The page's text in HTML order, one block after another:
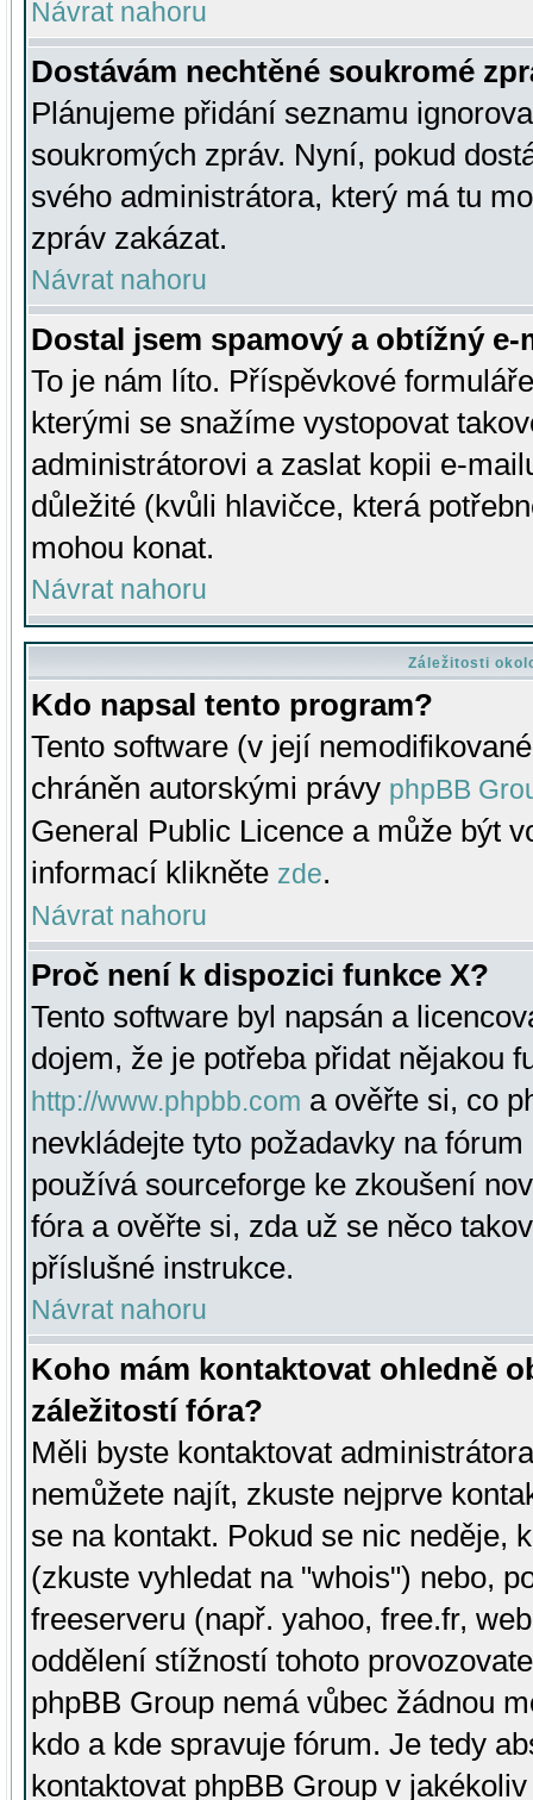
Návrat nahoru
Dostávám nechtěné soukromé
Plánujeme přidání seznamu
soukromých zpráv. Nyní, pokud
svého administrátora, který má tu
zpráv zakázat.
Návrat nahoru
Dostal jsem spamový a obtížný
To je nám líto. Příspěvkové
kterými se snažíme vystopovat
administrátorovi a zaslat kopii e-
důležité (kvůli hlavičce, která
mohou konat.
Návrat nahoru
Záležitosti
Kdo napsal tento program?
Tento software (v její
chráněn autorskými právy phpBB
General Public Licence a může být
informací klikněte zde.
Návrat nahoru
Proč není k dispozici funkce X?
Tento software byl napsán a
dojem, že je potřeba přidat nějakou
http://www.phpbb.com a ověřte si, co
nevkládejte tyto požadavky na
používá sourceforge ke zkoušení
fóra a ověřte si, zda už se něco
příslušné instrukce.
Návrat nahoru
Koho mám kontaktovat ohledně
záležitostí fóra?
Měli byste kontaktovat
nemůžete najít, zkuste nejprve
se na kontakt. Pokud se nic neděje,
(zkuste vyhledat na "whois") nebo,
freeserveru (např. yahoo, free.fr,
oddělení stížností tohoto
phpBB Group nemá vůbec žádnou
kdo a kde spravuje fórum. Je tedy
kontaktovat phpBB Group v